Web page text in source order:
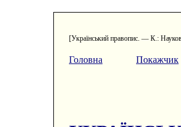
[Український правопис. — К.:
Головна Покажчик